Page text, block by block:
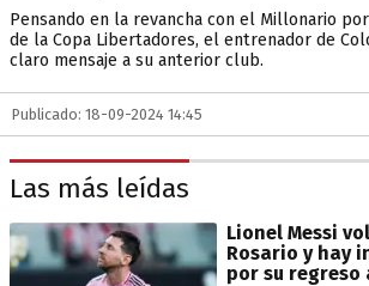
Pensando en la revancha con el Millonario
de la Copa Libertadores, el entrenador de
claro mensaje a su anterior club.
Publicado: 18-09-2024 14:45
Las más leídas
Lionel Messi
Rosario y hay
por su